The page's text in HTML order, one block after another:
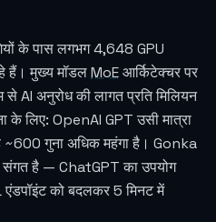
के पास लगभग 4,648 GPU
हैं। मुख्य मॉडलMoEआर्किटेक्चर पर
AI अनुरोध की लागत प्रति मिलियन
के लिए: OpenAI GPT उसी मात्रा
गुना अधिक महंगा है। Gonka
है — ChatGPT का उपयोग
एंडपॉइंट को बदलकर 5 मिनट में